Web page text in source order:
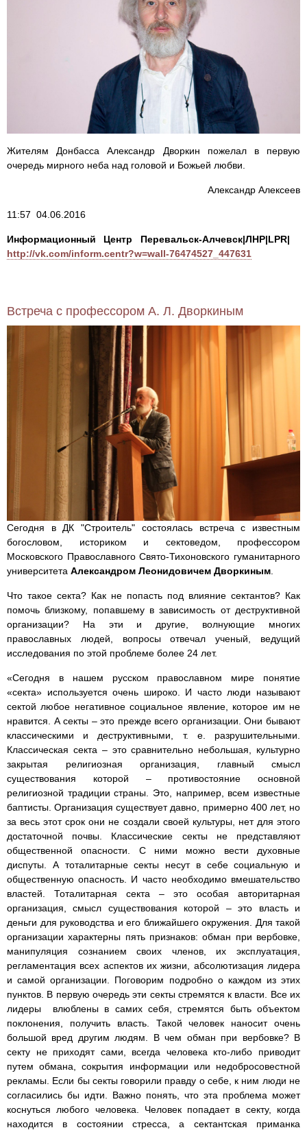
Жителям Донбасса Александр Дворкин пожелал в первую
очередь мирного неба над головой и Божьей любви.
Александр Алексеев
11:57 04.06.2016
Информационный Центр Перевальск-Алчевск|ЛНР|LPR|
http://vk.com/inform.centr?w=wall-76474527_447631
Встреча с профессором А. Л. Дворкиным
Сегодня в ДК "Строитель" состоялась встреча с известным
богословом, историком и сектоведом, профессором
Московского Православного Свято-Тихоновского гуманитарного
университета Александром Леонидовичем Дворкиным
Что такое секта? Как не попасть под влияние сектантов? Как
помочь близкому, попавшему в зависимость от деструктивной
организации? На эти и другие, волнующие многих
православных людей, вопросы отвечал ученый, ведущий
исследования по этой проблеме более 24 лет.
«Сегодня в нашем русском православном мире понятие
«секта» используется очень широко. И часто люди называют
сектой любое негативное социальное явление, которое им не
нравится. А секты – это прежде всего организации. Они бывают
классическими и деструктивными, т. е. разрушительными.
Классическая секта – это сравнительно небольшая, культурно
закрытая религиозная организация, главный смысл
существования которой – противостояние основной
религиозной традиции страны. Это, например, всем известные
баптисты. Организация существует давно, примерно 400 лет, но
за весь этот срок они не создали своей культуры, нет для этого
достаточной почвы. Классические секты не представляют
общественной опасности. С ними можно вести духовные
диспуты. А тоталитарные секты несут в себе социальную и
общественную опасность. И часто необходимо вмешательство
властей. Тоталитарная секта – это особая авторитарная
организация, смысл существования которой – это власть и
деньги для руководства и его ближайшего окружения. Для такой
организации характерны пять признаков: обман при вербовке,
манипуляция сознанием своих членов, их эксплуатация,
регламентация всех аспектов их жизни, абсолютизация лидера
и самой организации. Поговорим подробно о каждом из этих
пунктов. В первую очередь эти секты стремятся к власти. Все их
лидеры влюблены в самих себя, стремятся быть объектом
поклонения, получить власть. Такой человек наносит очень
большой вред другим людям. В чем обман при вербовке? В
секту не приходят сами, всегда человека кто-либо приводит
путем обмана, сокрытия информации или недобросовестной
рекламы. Если бы секты говорили правду о себе, к ним люди не
согласились бы идти. Важно понять, что эта проблема может
коснуться любого человека. Человек попадает в секту, когда
находится в состоянии стресса, а сектантская приманка